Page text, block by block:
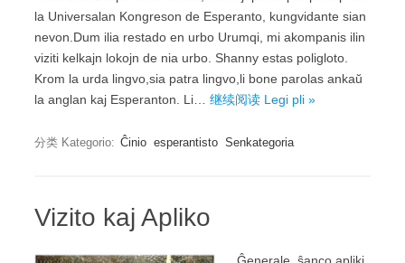
la Universalan Kongreson de Esperanto, kungvidante sian
nevon.Dum ilia restado en urbo Urumqi, mi akompanis ilin
viziti kelkajn lokojn de nia urbo. Shanny estas poligloto.
Krom la urda lingvo,sia patra lingvo,li bone parolas ankaŭ
la anglan kaj Esperanton. Li… 继续阅读 Legi pli »
分类 Kategorio: Ĉinio esperantisto Senkategoria
Vizito kaj Apliko